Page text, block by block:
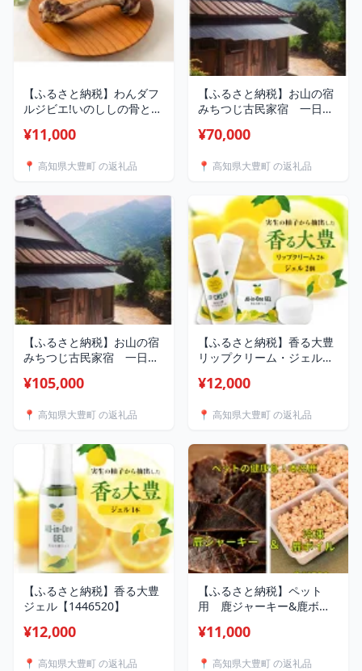
【ふるさと納税】わんダフ
ルジビエ!いのししの骨と鹿
【1620996】
¥11,000
📍 高知県大豊町 の返礼品
【ふるさと納税】お山の宿
みちつじ古民家宿 一日一
き 田舎暮らし 絶景 利
【1486127】
¥70,000
📍 高知県大豊町 の返礼品
【ふるさと納税】お山の宿
みちつじ古民家宿 一日一
き 田舎暮らし 絶景 利
【1486121】
¥105,000
📍 高知県大豊町 の返礼品
【ふるさと納税】香る大豊
リップクリーム・ジェル
¥12,000
📍 高知県大豊町 の返礼品
【ふるさと納税】香る大豊
ジェル【1446520】
¥12,000
📍 高知県大豊町 の返礼品
【ふるさと納税】ペット
用 鹿ジャーキー&鹿ボイ
送不可地域：離島】
¥11,000
📍 高知県大豊町 の返礼品